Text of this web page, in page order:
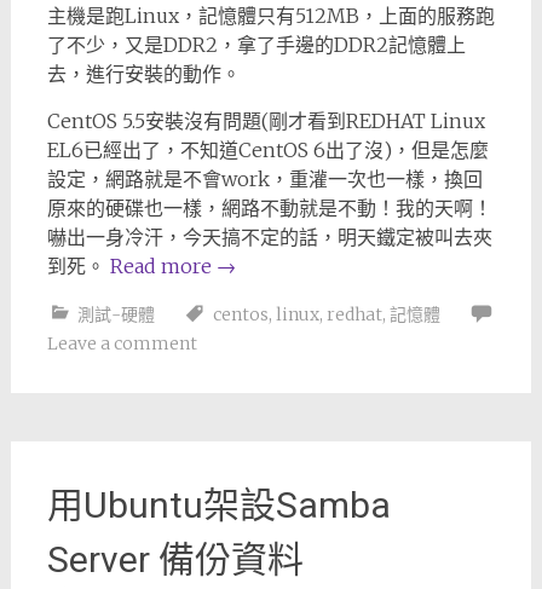
主機是跑Linux，記憶體只有512MB，上面的服務跑
了不少，又是DDR2，拿了手邊的DDR2記憶體上
去，進行安裝的動作。
CentOS 5.5安裝沒有問題(剛才看到REDHAT Linux
EL6已經出了，不知道CentOS 6出了沒)，但是怎麼
設定，網路就是不會work，重灌一次也一樣，換回
原來的硬碟也一樣，網路不動就是不動！我的天啊！
嚇出一身冷汗，今天搞不定的話，明天鐵定被叫去夾
到死。 Read more →
測試-硬體 centos, linux, redhat, 記憶體
Leave a comment
用Ubuntu架設Samba
Server 備份資料